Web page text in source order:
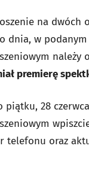
na dwóch
dnia, w
należy
premierę
piątku, 28
telefonu oraz